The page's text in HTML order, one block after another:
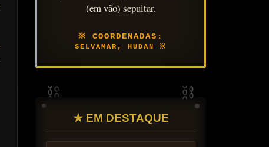
(em vão) sepultar.
SELVAMAR, HUDAN
★ EM DESTAQUE